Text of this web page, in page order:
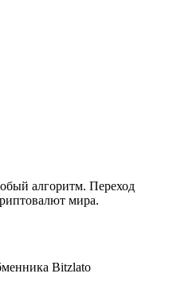
алгоритм. Переход
мира.
Bitzlato